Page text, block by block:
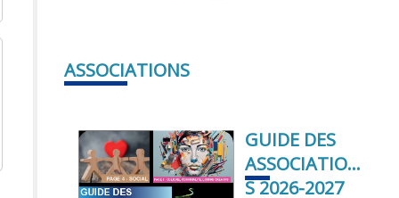
ASSOCIATIONS
GUIDE DES
ASSOCIATION
S 2026-2027